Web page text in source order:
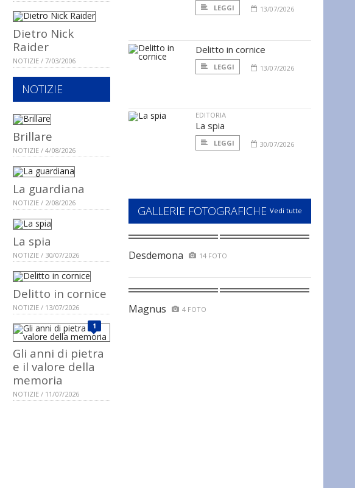
Dietro Nick
Raider
NOTIZIE / 7/03/2006
NOTIZIE
Brillare
NOTIZIE / 4/08/2026
La guardiana
NOTIZIE / 2/08/2026
La spia
NOTIZIE / 30/07/2026
Delitto in cornice
NOTIZIE / 13/07/2026
1
Gli anni di pietra
e il valore della
memoria
NOTIZIE / 11/07/2026
LEGGI 13/07/2026
Delitto in cornice
LEGGI 13/07/2026
EDITORIA
La spia
LEGGI 30/07/2026
GALLERIE FOTOGRAFICHE Vedi tutte
Desdemona 14 FOTO
Magnus 4 FOTO